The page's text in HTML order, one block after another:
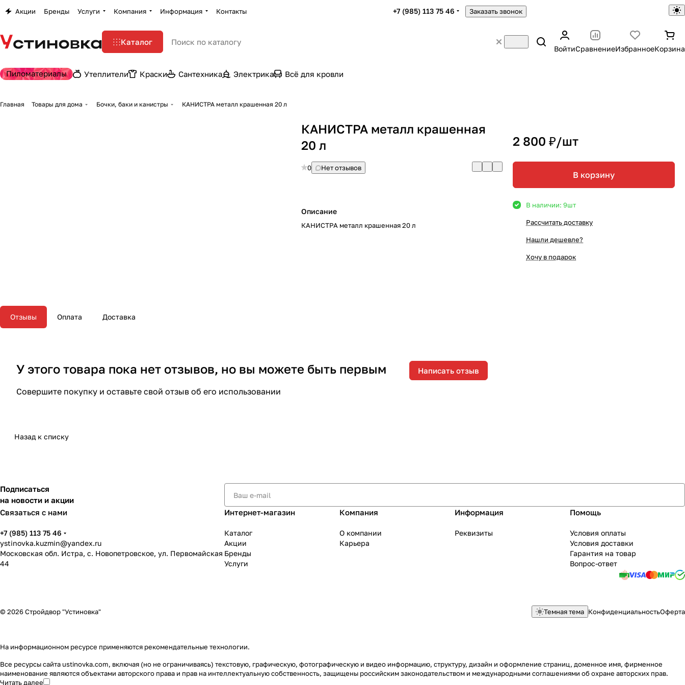
Акции Бренды Услуги Компания Информация Контакты +7 (985) 113 75 46 Заказать звонок
Каталог
ВойтиСравнениеИзбранноеКорзина
Пиломатериалы Утеплители Краски Сантехника Электрика Всё для кровли
Главная Товары для дома Бочки, баки и канистры КАНИСТРА металл крашенная 20 л
КАНИСТРА металл крашенная
20 л
0 Нет отзывов
Описание
КАНИСТРА металл крашенная 20 л
2 800 ₽/шт
В корзину
В наличии: 9шт
Рассчитать доставку
Нашли дешевле?
Хочу в подарок
Отзывы Оплата Доставка
У этого товара пока нет отзывов, но вы можете быть первым
Совершите покупку и оставьте свой отзыв об его использовании
Написать отзыв
Назад к списку
Подписаться
на новости и акции
Связаться с нами
+7 (985) 113 75 46
ystinovka.kuzmin@yandex.ru
Московская обл. Истра, с. Новопетровское, ул. Первомайская
44
Интернет-магазин
Каталог
Акции
Бренды
Услуги
Компания
О компании
Карьера
Информация
Реквизиты
Помощь
Условия оплаты
Условия доставки
Гарантия на товар
Вопрос-ответ
© 2026 Стройдвор "Устиновка" Темная тема КонфиденциальностьОферта
На информационном ресурсе применяются рекомендательные технологии.
Все ресурсы сайта ustinovka.com, включая (но не ограничиваясь) текстовую, графическую, фотографическую и видео информацию, структуру, дизайн и оформление страниц, доменное имя, фирменное
наименование являются объектами авторского права и прав на интеллектуальную собственность, защищены российским законодательством и международными соглашениями об охране авторских прав.
Читать далее